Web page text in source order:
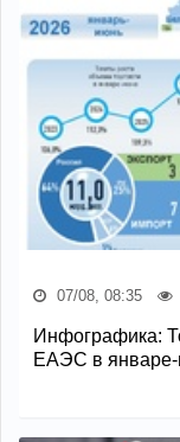
07/08, 08:35
Инфографика:
ЕАЭС в январе-